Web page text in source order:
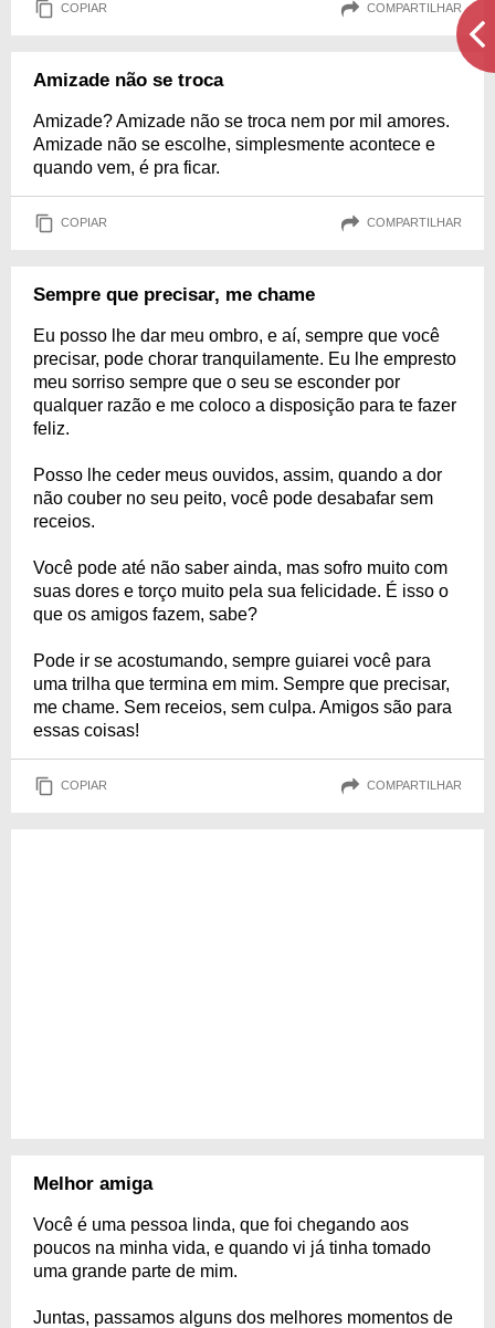
COPIAR COMPARTILHAR
Amizade não se troca
Amizade? Amizade não se troca nem por mil amores.
Amizade não se escolhe, simplesmente acontece e
quando vem, é pra ficar.
COPIAR COMPARTILHAR
Sempre que precisar, me chame
Eu posso lhe dar meu ombro, e aí, sempre que você
precisar, pode chorar tranquilamente. Eu lhe empresto
meu sorriso sempre que o seu se esconder por
qualquer razão e me coloco a disposição para te fazer
feliz.
Posso lhe ceder meus ouvidos, assim, quando a dor
não couber no seu peito, você pode desabafar sem
receios.
Você pode até não saber ainda, mas sofro muito com
suas dores e torço muito pela sua felicidade. É isso o
que os amigos fazem, sabe?
Pode ir se acostumando, sempre guiarei você para
uma trilha que termina em mim. Sempre que precisar,
me chame. Sem receios, sem culpa. Amigos são para
essas coisas!
COPIAR COMPARTILHAR
Melhor amiga
Você é uma pessoa linda, que foi chegando aos
poucos na minha vida, e quando vi já tinha tomado
uma grande parte de mim.
Juntas, passamos alguns dos melhores momentos de